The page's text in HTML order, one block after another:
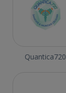
Quantica720